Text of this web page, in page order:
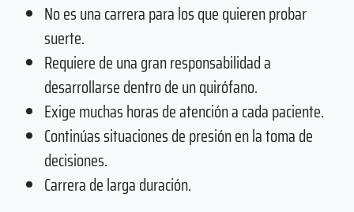
No es una carrera para los que quieren probar
suerte.
Requiere de una gran responsabilidad a
desarrollarse dentro de un quirófano.
Exige muchas horas de atención a cada paciente.
Continúas situaciones de presión en la toma de
decisiones.
Carrera de larga duración.